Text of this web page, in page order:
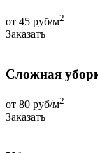
от 45 руб/м2
Заказать
Сложная
от 80 руб/м2
Заказать